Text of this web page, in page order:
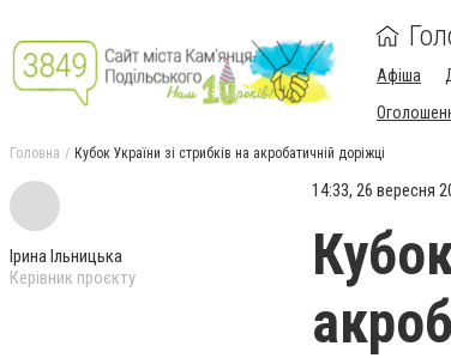
Афіша
Головна Кубок України зі стрибків на акробатичній доріжці
Ірина Ільницька
Керівник проєкту
14:33, 26 вересня